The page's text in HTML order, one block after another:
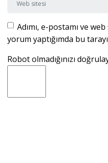
Adımı, e-postamı ve
yorum yaptığımda bu
Robot olmadığınızı